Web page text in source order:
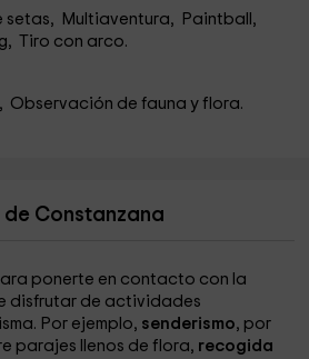
setas, Multiaventura, Paintball,
Tiro con arco.
Observación de fauna y flora.
de Constanzana
ponerte en contacto con la
disfrutar de actividades
Por ejemplo, senderismo, por
parajes llenos de flora, recogida